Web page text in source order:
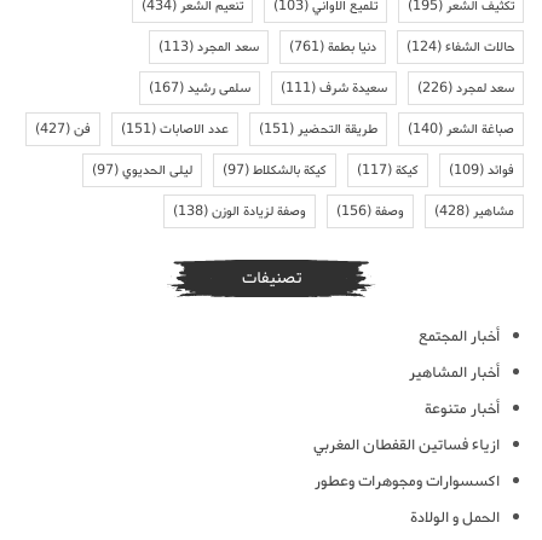
تكثيف الشعر(195) تلميع الاواني(103) تنعيم الشعر(434)
حالات الشفاء(124) دنيا بطمة(761) سعد المجرد(113)
سعد لمجرد(226) سعيدة شرف(111) سلمى رشيد(167)
صباغة الشعر(140) طريقة التحضير(151) عدد الاصابات(151) فن(427)
فوائد(109) كيكة(117) كيكة بالشكلاط(97) ليلى الحديوي(97)
مشاهير(428) وصفة(156) وصفة لزيادة الوزن(138)
تصنيفات
أخبار المجتمع
أخبار المشاهير
أخبار متنوعة
ازياء فساتين القفطان المغربي
اكسسوارات ومجوهرات وعطور
الحمل و الولادة